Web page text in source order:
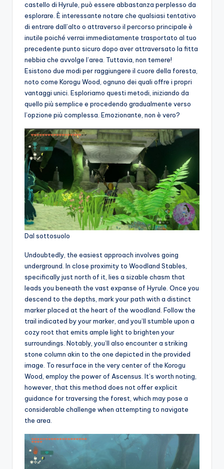
castello di Hyrule, può essere abbastanza perplesso da
esplorare. È interessante notare che qualsiasi tentativo
di entrare dall’alto o attraverso il percorso principale è
inutile poiché verrai immediatamente trasportato al tuo
precedente punto sicuro dopo aver attraversato la fitta
nebbia che avvolge l’area. Tuttavia, non temere!
Esistono due modi per raggiungere il cuore della foresta,
noto come Korogu Wood, ognuno dei quali offre i propri
vantaggi unici. Esploriamo questi metodi, iniziando da
quello più semplice e procedendo gradualmente verso
l’opzione più complessa. Emozionante, non è vero?
Dal sottosuolo
Undoubtedly, the easiest approach involves going
underground. In close proximity to Woodland Stables,
specifically just north of it, lies a sizable chasm that
leads you beneath the vast expanse of Hyrule. Once you
descend to the depths, mark your path with a distinct
marker placed at the heart of the woodland. Follow the
trail indicated by your marker, and you’ll stumble upon a
cozy root that emits ample light to brighten your
surroundings. Notably, you’ll also encounter a striking
stone column akin to the one depicted in the provided
image. To resurface in the very center of the Korogu
Wood, employ the power of Ascensus. It’s worth noting,
however, that this method does not offer explicit
guidance for traversing the forest, which may pose a
considerable challenge when attempting to navigate
the area.